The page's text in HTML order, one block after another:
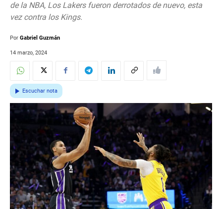
de la NBA, Los Lakers fueron derrotados de nuevo, esta
vez contra los Kings.
Por Gabriel Guzmán
14 marzo, 2024
Escuchar nota